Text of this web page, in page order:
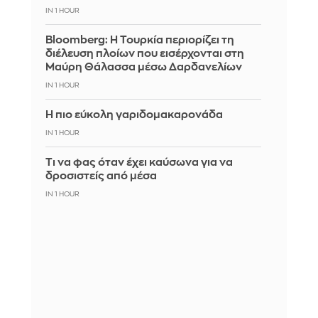
IN 1 HOUR
Bloomberg: Η Τουρκία περιορίζει τη
διέλευση πλοίων που εισέρχονται στη
Μαύρη Θάλασσα μέσω Δαρδανελίων
IN 1 HOUR
Η πιο εύκολη γαριδομακαρονάδα
IN 1 HOUR
Τι να φας όταν έχει καύσωνα για να
δροσιστείς από μέσα
IN 1 HOUR